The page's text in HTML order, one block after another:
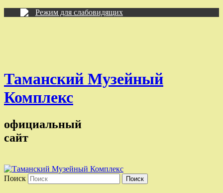
Режим для слабовидящих
Таманский Музейный
Комплекс
официальный
сайт
Поиск